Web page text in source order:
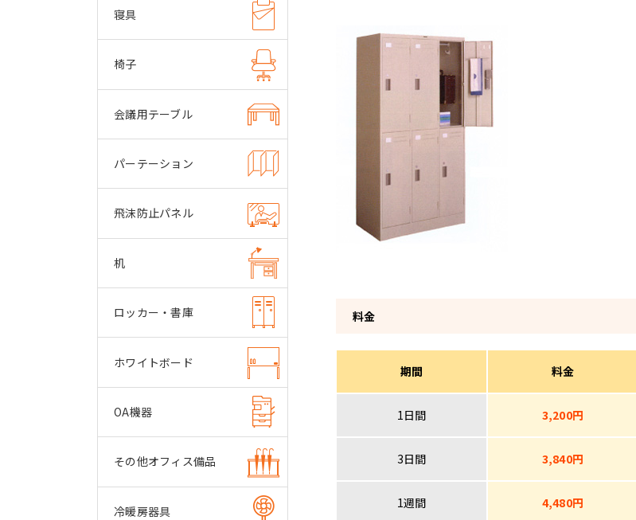
寝具
椅子
会議用テーブル
パーテーション
飛沫防止パネル
机
ロッカー・書庫
ホワイトボード
OA機器
その他オフィス備品
冷暖房器具
料金
期間 料金
1日間 3,200円
3日間 3,840円
1週間 4,480円